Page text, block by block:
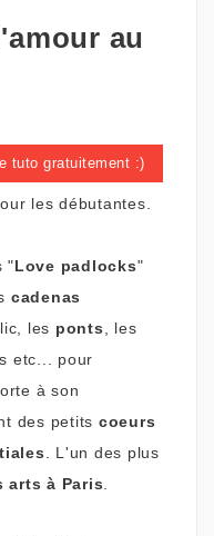
au
tuto gratuitement :)
les débutantes
"Love padlocks"
cadenas
les ponts , les
etc... pour
à son
des petits coeurs
. L'un des plus
arts à Paris